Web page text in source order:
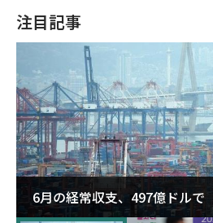
注目記事
6月の経常収支、497億ドルで